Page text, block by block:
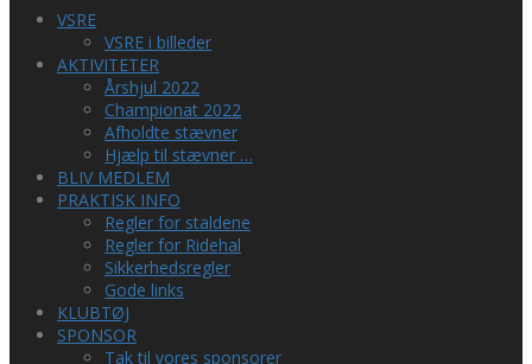
VSRE
VSRE i billeder
AKTIVITETER
Årshjul 2022
Championat 2022
Afholdte stævner
Hjælp til stævner …
BLIV MEDLEM
PRAKTISK INFO
Regler for staldene
Regler for Ridehal
Sikkerhedsregler
Gode links
KLUBTØJ
SPONSOR
Tak til vores sponsorer